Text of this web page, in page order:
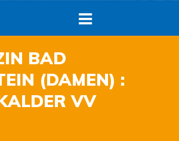
BAD
(DAMEN) :
VV